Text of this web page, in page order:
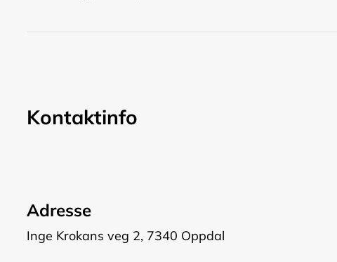
Kontaktinfo
Adresse
Inge Krokans veg 2, 7340 Oppdal